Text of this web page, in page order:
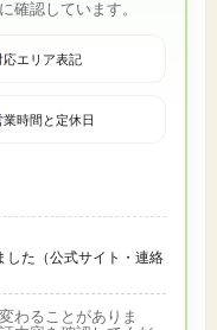
確認しています。
応エリア表記
業時間と定休日
した（公式サイト・連絡
わることがありま